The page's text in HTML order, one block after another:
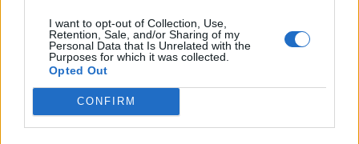
I want to opt-out of Collection, Use,
Retention, Sale, and/or Sharing of my
Personal Data that Is Unrelated with the
Purposes for which it was collected.
Opted Out
CONFIRM
AVG
9 16:00
AVG
10
Minute za šah z Nejcem
09:00
Vsi dogodki →